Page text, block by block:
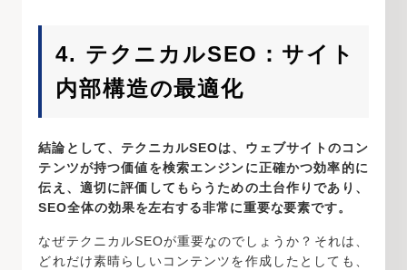
4. テクニカルSEO：サイト
内部構造の最適化
結論として、テクニカルSEOは、ウェブサイトのコン
テンツが持つ価値を検索エンジンに正確かつ効率的に
伝え、適切に評価してもらうための土台作りであり、
SEO全体の効果を左右する非常に重要な要素です。
なぜテクニカルSEOが重要なのでしょうか？それは、
どれだけ素晴らしいコンテンツを作成したとしても、